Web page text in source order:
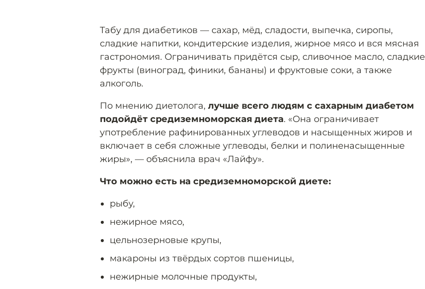
Табу для диабетиков — сахар, мёд, сладости, выпечка, сиропы,
сладкие напитки, кондитерские изделия, жирное мясо и вся мясная
гастрономия. Ограничивать придётся сыр, сливочное масло, сладкие
фрукты (виноград, финики, бананы) и фруктовые соки, а также
алкоголь.
По мнению диетолога, лучше всего людям с сахарным диабетом
подойдёт средиземноморская диета. «Она ограничивает
употребление рафинированных углеводов и насыщенных жиров и
включает в себя сложные углеводы, белки и полиненасыщенные
жиры», — объяснила врач «Лайфу».
Что можно есть на средиземноморской диете:
рыбу,
нежирное мясо,
цельнозерновые крупы,
макароны из твёрдых сортов пшеницы,
нежирные молочные продукты,